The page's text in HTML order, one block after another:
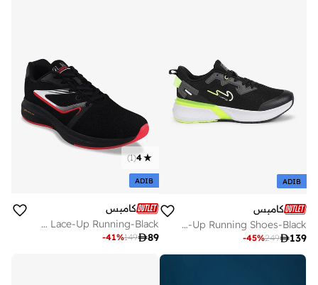
ADIB
كامبس
Men Camp Paul Pu Cushion Lace-Up Running Shoes-Black
139
249
-45%
4
(
1
)
ADIB
كامبس
Men Spake Die Cut Eva 4.5 Mm Lace-Up Running-Black
89
149
-41%